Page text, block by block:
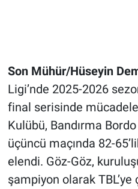
Son Mühür/Hüseyin
Ligi’nde 2025-2026
final serisinde
Kulübü, Bandırma
üçüncü maçında 82-
elendi. Göz-Göz,
şampiyon olarak